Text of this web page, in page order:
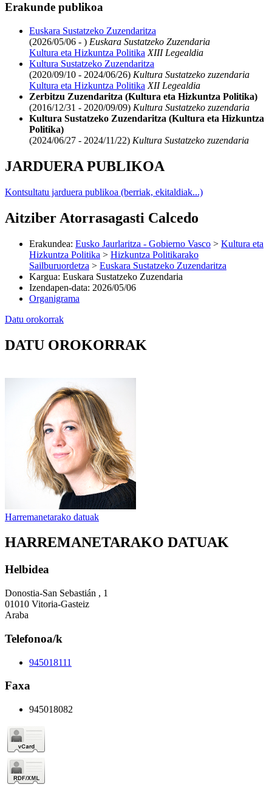
Erakunde publikoa
Euskara Sustatzeko Zuzendaritza
(2026/05/06 - ) Euskara Sustatzeko Zuzendaria
Kultura eta Hizkuntza Politika XIII Legealdia
Kultura Sustatzeko Zuzendaritza
(2020/09/10 - 2024/06/26) Kultura Sustatzeko zuzendaria
Kultura eta Hizkuntza Politika XII Legealdia
Zerbitzu Zuzendaritza (Kultura eta Hizkuntza Politika)
(2016/12/31 - 2020/09/09) Kultura Sustatzeko zuzendaria
Kultura Sustatzeko Zuzendaritza (Kultura eta Hizkuntza
Politika)
(2024/06/27 - 2024/11/22) Kultura Sustatzeko zuzendaria
JARDUERA PUBLIKOA
Kontsultatu jarduera publikoa (berriak, ekitaldiak...)
Aitziber Atorrasagasti Calcedo
Erakundea: Eusko Jaurlaritza - Gobierno Vasco > Kultura eta
Hizkuntza Politika > Hizkuntza Politikarako
Sailburuordetza > Euskara Sustatzeko Zuzendaritza
Kargua: Euskara Sustatzeko Zuzendaria
Izendapen-data: 2026/05/06
Organigrama
Datu orokorrak
DATU OROKORRAK
Harremanetarako datuak
HARREMANETARAKO DATUAK
Helbidea
Donostia-San Sebastián , 1
01010 Vitoria-Gasteiz
Araba
Telefonoa/k
945018111
Faxa
945018082